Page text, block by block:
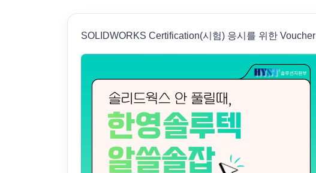
SOLIDWORKS Certification(시험) 응시를 위한 Voucher